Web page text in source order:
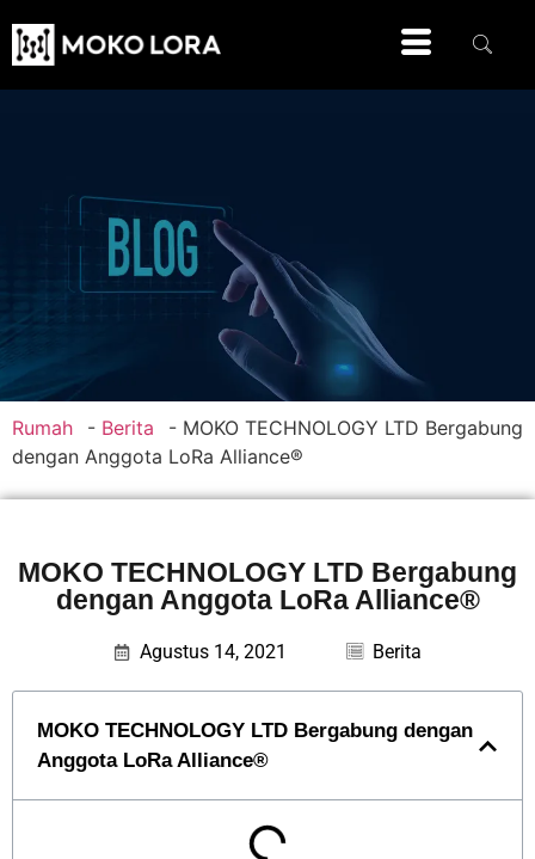
Rumah - Berita - MOKO TECHNOLOGY LTD Bergabung
dengan Anggota LoRa Alliance®
MOKO TECHNOLOGY LTD Bergabung
dengan Anggota LoRa Alliance®
Agustus 14, 2021 Berita
MOKO TECHNOLOGY LTD Bergabung dengan
Anggota LoRa Alliance®